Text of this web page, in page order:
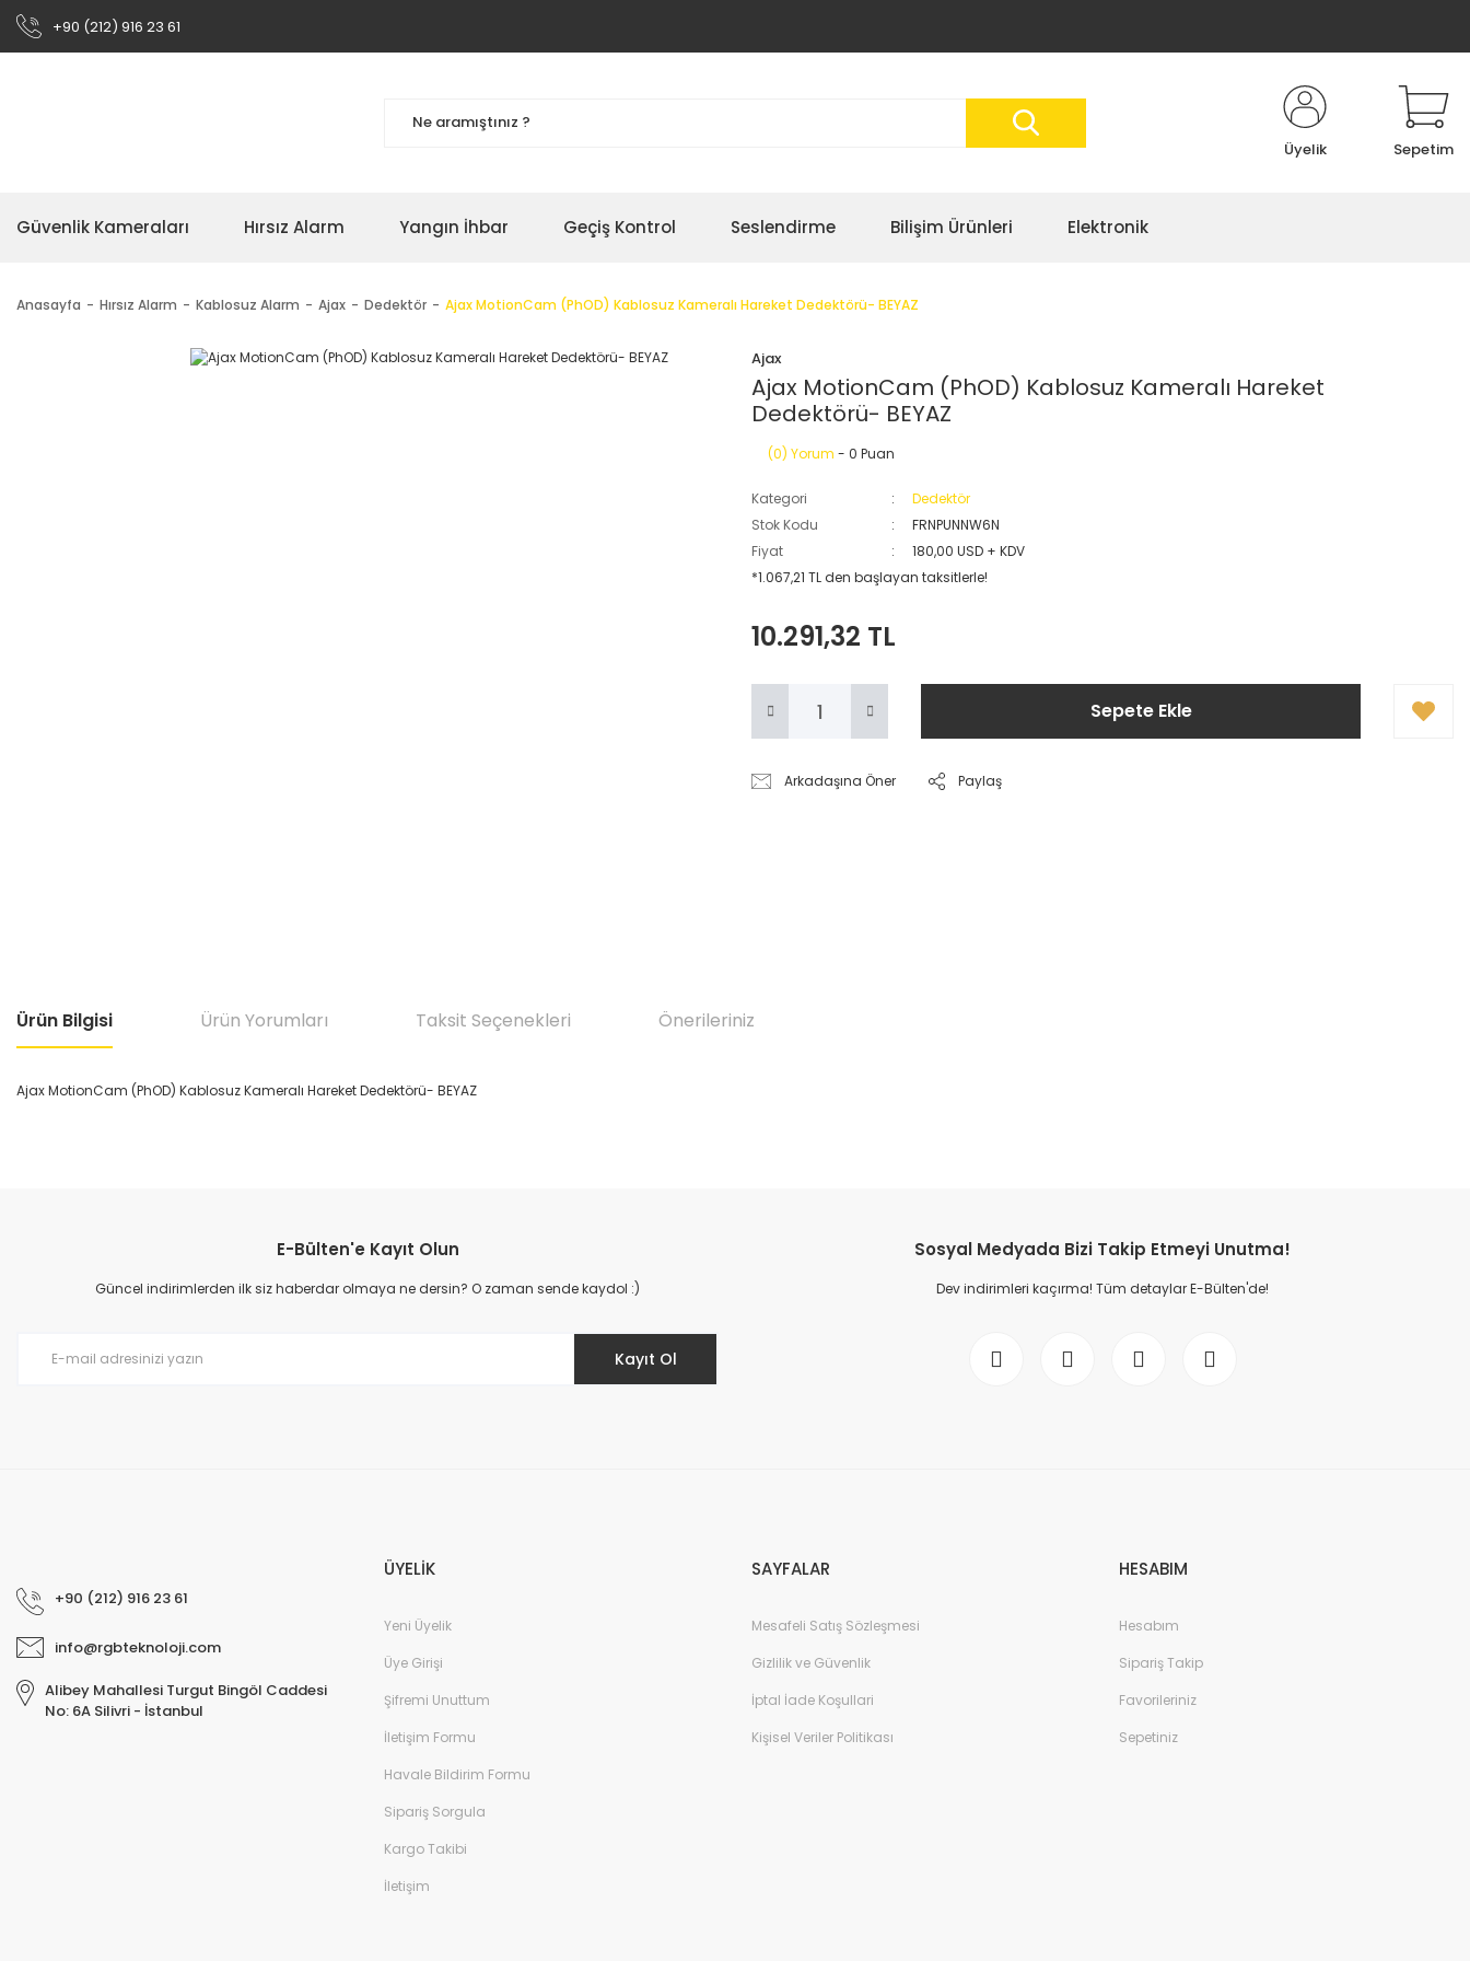
+90 (212) 916 23 61
Üyelik Sepetim
Güvenlik Kameraları Hırsız Alarm Yangın İhbar Geçiş Kontrol Seslendirme Bilişim Ürünleri Elektronik
Anasayfa Hırsız Alarm Kablosuz Alarm Ajax Dedektör Ajax MotionCam (PhOD) Kablosuz Kameralı Hareket Dedektörü- BEYAZ
Ajax
Ajax MotionCam (PhOD) Kablosuz Kameralı Hareket
Dedektörü- BEYAZ
(0) Yorum - 0 Puan
Kategori
Dedektör
Stok Kodu
FRNPUNNW6N
Fiyat
180,00 USD + KDV
*1.067,21 TL den başlayan taksitlerle!
10.291,32 TL
Sepete Ekle
Arkadaşına Öner Paylaş
Ürün Bilgisi Ürün Yorumları Taksit Seçenekleri Önerileriniz
Ajax MotionCam (PhOD) Kablosuz Kameralı Hareket Dedektörü- BEYAZ
Ürün resmi kalitesiz, bozuk veya görüntülenemiyor.
Ürün açıklamasında eksik bilgiler bulunuyor.
E-Bülten'e Kayıt Olun
Güncel indirimlerden ilk siz haberdar olmaya ne dersin? O zaman sende kaydol :)
Kayıt Ol
Sosyal Medyada Bizi Takip Etmeyi Unutma!
Dev indirimleri kaçırma! Tüm detaylar E-Bülten'de!
+90 (212) 916 23 61
info@rgbteknoloji.com
Alibey Mahallesi Turgut Bingöl Caddesi
No: 6A Silivri - İstanbul
ÜYELİK
Yeni Üyelik
Üye Girişi
Şifremi Unuttum
İletişim Formu
Havale Bildirim Formu
Sipariş Sorgula
Kargo Takibi
İletişim
SAYFALAR
Mesafeli Satış Sözleşmesi
Gizlilik ve Güvenlik
İptal İade Koşullari
Kişisel Veriler Politikası
HESABIM
Hesabım
Sipariş Takip
Favorileriniz
Sepetiniz